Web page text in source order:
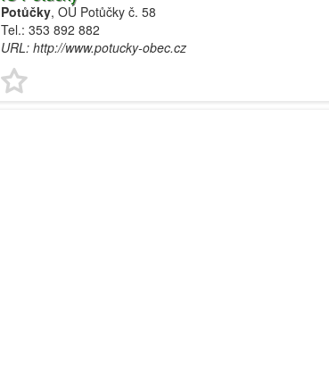
Potůčky, OÚ Potůčky č. 58
Tel.: 353 892 882
URL: http://www.potucky-obec.cz